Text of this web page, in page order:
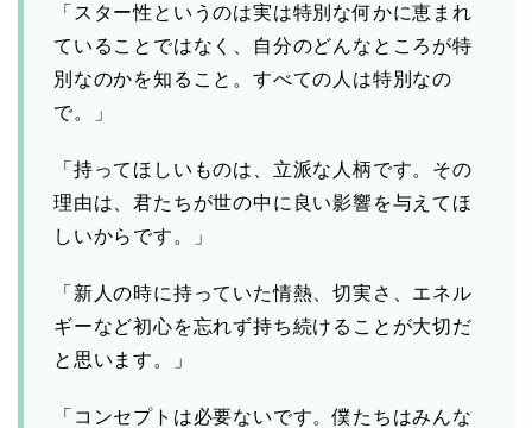
「スター性というのは実は特別な何かに恵まれ
ていることではなく、自分のどんなところが特
別なのかを知ること。すべての人は特別なの
で。」
「持ってほしいものは、立派な人柄です。その
理由は、君たちが世の中に良い影響を与えてほ
しいからです。」
「新人の時に持っていた情熱、切実さ、エネル
ギーなど初心を忘れず持ち続けることが大切だ
と思います。」
「コンセプトは必要ないです。僕たちはみんな